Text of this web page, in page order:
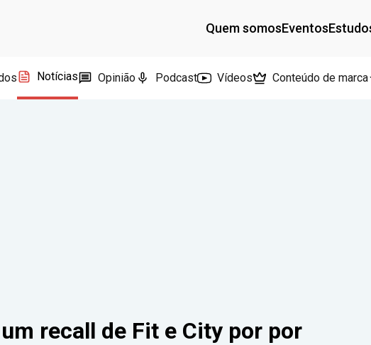
Quem somosEventos
Notícias Opinião Podcast Vídeos Conteúdo de marca
recall de Fit e City por por